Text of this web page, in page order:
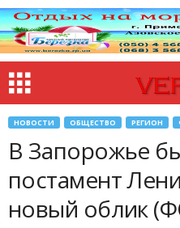
НОВОСТИ ОБЩЕСТВО РЕГИОН
В Запорожье
постамент
новый облик